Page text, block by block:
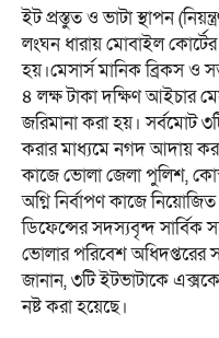
ইট প্রস্তুত ও ভাটা স্থাপন
লংঘন ধারায় মোবাইল
হয়।মেসার্স মানিক ব্রিকস ও
৪ লক্ষ টাকা দক্ষিণ আইচার
জরিমানা করা হয়। সর্বমোট
করার মাধ্যমে নগদ আদায়
কাজে ভোলা জেলা পুলিশ,
অগ্নি নির্বাপণ কাজে
ডিফেন্সের সদস্যবৃন্দ সার্বিক
ভোলার পরিবেশ অধিদপ্তরের
জানান, ৩টি ইটভাটাকে
নষ্ট করা হয়েছে।